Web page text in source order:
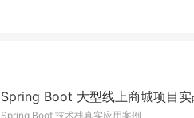
Spring Boot 大型线上商城项目实
Spring Boot 技术栈真实应用案例